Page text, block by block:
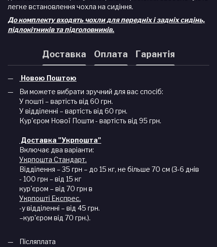
легке встановлення чохла на сидіння.
До комплекту входять чохли для передніх і задніх сидінь,
підлокітників та підголовників.
Доставка Оплата Гарантія
Новою Поштою
Ви можете вибрати зручний для вас спосіб:
У пошті – вартість від 60 грн.
У відділенні – вартість від 60 грн.
Кур'єром Нової Пошти - вартість від 95 грн.
Доставка "Укрпошта"
Включає два варіанти:
Укрпошта Стандарт.
Відділення – 35 грн – до 15 кг, не більше 70 см (3-6 днів
- 100 грн – від 15 кг
кур'єром – від 70 грн в
Укрпошті Експрес.
-у відділенні – від 45 грн.
–кур'єром від 70 грн.).
Післяплата